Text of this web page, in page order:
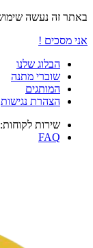
באתר זה נעשה
אני מסכים !
הבלוג שלנו
שוברי מתנה
המותגים
הצהרת נגישות
שירות לקוחות: 077-8840407
FAQ